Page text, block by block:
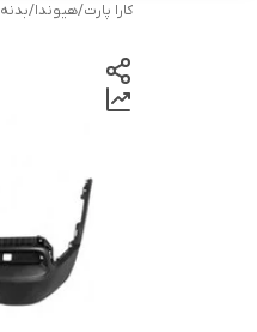
کارا پارت/هیوندا/بدنه